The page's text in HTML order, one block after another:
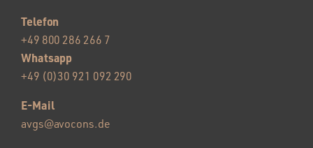
Telefon
+49 800 286 266 7
Whatsapp
+49 (0)30 921 092 290
E-Mail
avgs@avocons.de